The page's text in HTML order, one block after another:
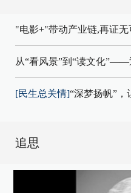
"电影+"带动产业链,再证无
从“看风景”到“读文化”——
[民生总关情]“深梦扬帆”，
追思